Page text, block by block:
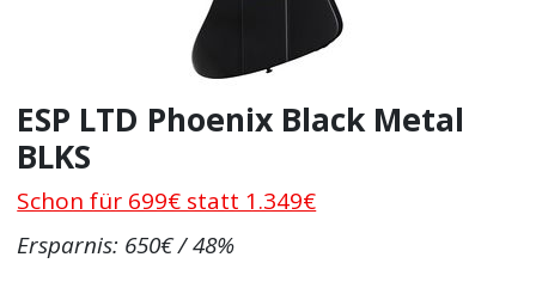
ESP LTD Phoenix Black Metal
BLKS
Schon für 699€ statt 1.349€
Ersparnis: 650€ / 48%